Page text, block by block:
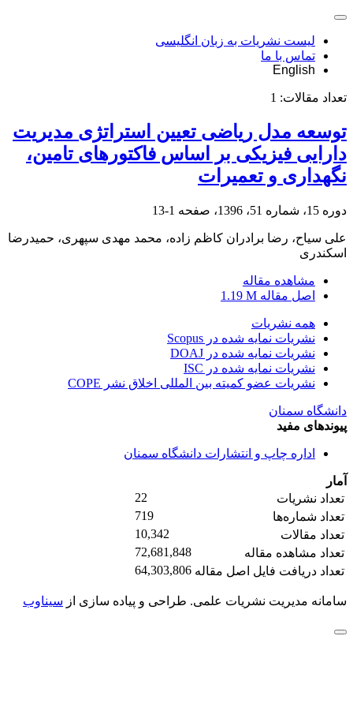
لیست نشریات به زبان انگلیسی
تماس با ما
English
تعداد مقالات: 1
توسعه مدل ریاضی تعیین استراتژی مدیریت
دارایی فیزیکی بر اساس فاکتورهای تامین،
نگهداری و تعمیرات
دوره 15، شماره 51، 1396، صفحه 1-13
علی سیاح، رضا برادران کاظم زاده، محمد مهدی سپهری، حمیدرضا
اسکندری
مشاهده مقاله
اصل مقاله 1.19 M
همه نشریات
نشریات نمایه شده در Scopus
نشریات نمایه شده در DOAJ
نشریات نمایه شده در ISC
نشریات عضو کمیته بین المللی اخلاق نشر COPE
دانشگاه سمنان
پیوندهای مفید
اداره چاپ و انتشارات دانشگاه سمنان
آمار
تعداد نشریات
22
تعداد شماره‌ها
719
تعداد مقالات
10,342
تعداد مشاهده مقاله
72,681,848
تعداد دریافت فایل اصل مقاله 64,303,806
سامانه مدیریت نشریات علمی. طراحی و پیاده سازی از سیناوب